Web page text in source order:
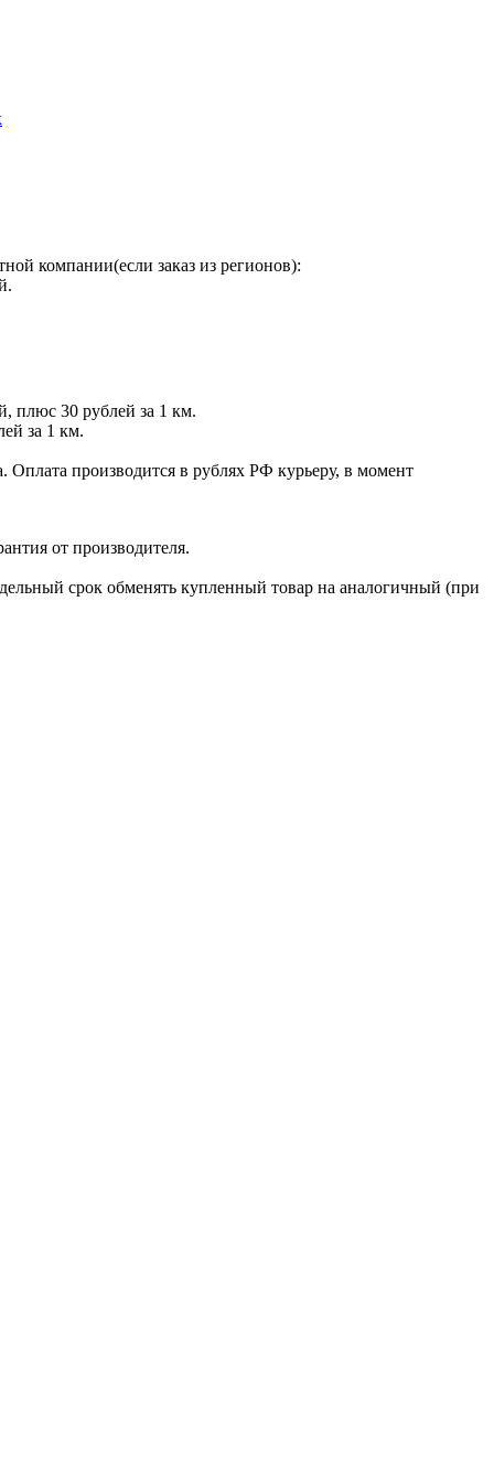
компании(если заказ из регионов):
плюс 30 рублей за 1 км.
за 1 км.
Оплата производится в рублях РФ курьеру, в момент
от производителя.
срок обменять купленный товар на аналогичный (при